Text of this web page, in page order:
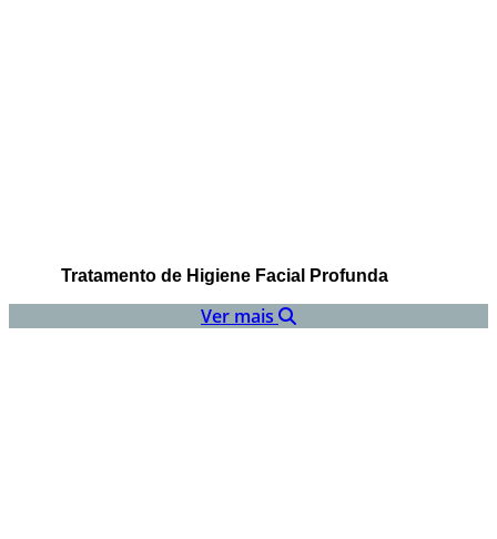
Tratamento de Higiene Facial Profunda
Ver mais